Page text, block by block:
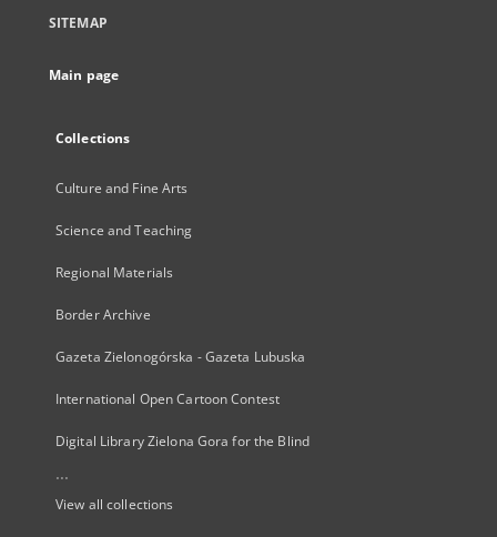
SITEMAP
Main page
Collections
Culture and Fine Arts
Science and Teaching
Regional Materials
Border Archive
Gazeta Zielonogórska - Gazeta Lubuska
International Open Cartoon Contest
Digital Library Zielona Gora for the Blind
...
View all collections